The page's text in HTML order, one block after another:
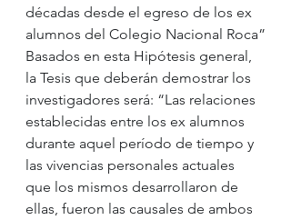
décadas desde el egreso de los ex
alumnos del Colegio Nacional Roca”
Basados en esta Hipótesis general,
la Tesis que deberán demostrar los
investigadores será: “Las relaciones
establecidas entre los ex alumnos
durante aquel período de tiempo y
las vivencias personales actuales
que los mismos desarrollaron de
ellas, fueron las causales de ambos